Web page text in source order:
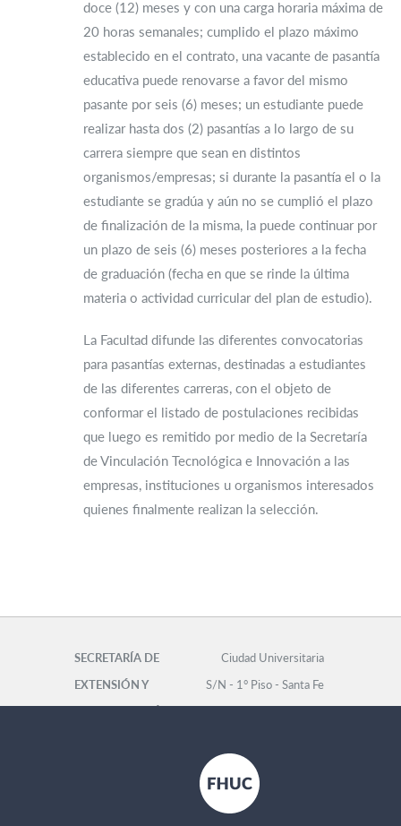
doce (12) meses y con una carga horaria máxima de
20 horas semanales; cumplido el plazo máximo
establecido en el contrato, una vacante de pasantía
educativa puede renovarse a favor del mismo
pasante por seis (6) meses; un estudiante puede
realizar hasta dos (2) pasantías a lo largo de su
carrera siempre que sean en distintos
organismos/empresas; si durante la pasantía el o la
estudiante se gradúa y aún no se cumplió el plazo
de finalización de la misma, la puede continuar por
un plazo de seis (6) meses posteriores a la fecha
de graduación (fecha en que se rinde la última
materia o actividad curricular del plan de estudio).
La Facultad difunde las diferentes convocatorias
para pasantías externas, destinadas a estudiantes
de las diferentes carreras, con el objeto de
conformar el listado de postulaciones recibidas
que luego es remitido por medio de la Secretaría
de Vinculación Tecnológica e Innovación a las
empresas, instituciones u organismos interesados
quienes finalmente realizan la selección.
SECRETARÍA DE
EXTENSIÓN Y
Ciudad Universitaria
S/N - 1° Piso - Santa Fe